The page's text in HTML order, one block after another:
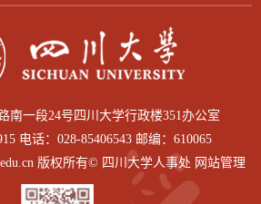
南一段24号四川大学行政楼351办公室
电话：028-85406543 邮编：610065
版权所有© 四川大学人事处 网站管理